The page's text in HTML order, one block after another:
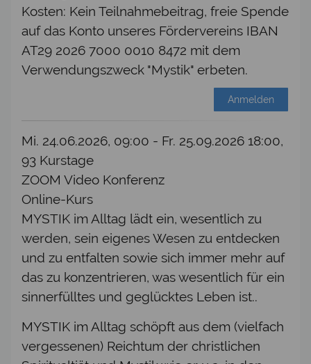
Kosten: Kein Teilnahmebeitrag, freie Spende
auf das Konto unseres Fördervereins IBAN
AT29 2026 7000 0010 8472 mit dem
Verwendungszweck "Mystik" erbeten.
Anmelden
Mi. 24.06.2026, 09:00 - Fr. 25.09.2026 18:00,
93 Kurstage
ZOOM Video Konferenz
Online-Kurs
MYSTIK im Alltag lädt ein, wesentlich zu
werden, sein eigenes Wesen zu entdecken
und zu entfalten sowie sich immer mehr auf
das zu konzentrieren, was wesentlich für ein
sinnerfülltes und geglücktes Leben ist..
MYSTIK im Alltag schöpft aus dem (vielfach
vergessenen) Reichtum der christlichen